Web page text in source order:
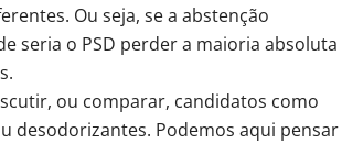
Ou seja, se a abstenção
seria o PSD perder a maioria absoluta
ou comparar, candidatos como
desodorizantes. Podemos aqui pensar